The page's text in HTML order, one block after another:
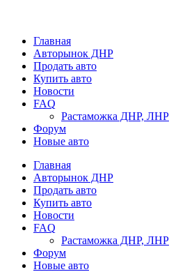
Главная
Авторынок ДНР
Продать авто
Купить авто
Новости
FAQ
Растаможка ДНР, ЛНР
Форум
Новые авто
Главная
Авторынок ДНР
Продать авто
Купить авто
Новости
FAQ
Растаможка ДНР, ЛНР
Форум
Новые авто